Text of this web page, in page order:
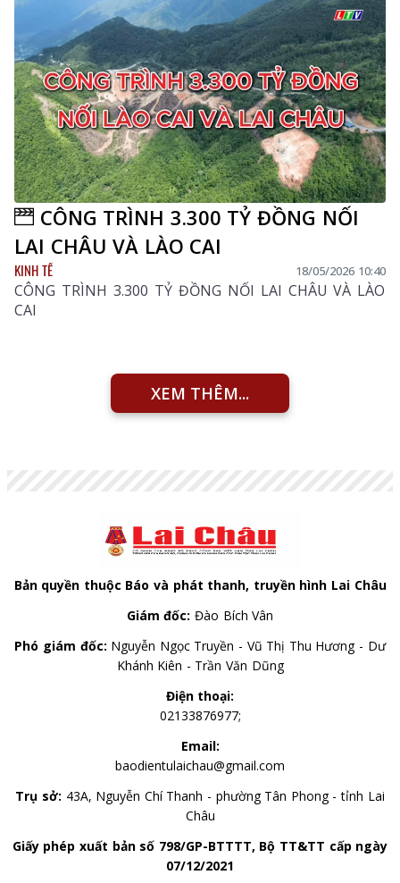
CÔNG TRÌNH 3.300 TỶ ĐỒNG NỐI
LAI CHÂU VÀ LÀO CAI
KINH TẾ 18/05/2026 10:40
CÔNG TRÌNH 3.300 TỶ ĐỒNG NỐI LAI CHÂU VÀ LÀO
CAI
XEM THÊM...
Bản quyền thuộc Báo và phát thanh, truyền hình Lai Châu
Giám đốc: Đào Bích Vân
Phó giám đốc: Nguyễn Ngọc Truyền - Vũ Thị Thu Hương - Dư
Khánh Kiên - Trần Văn Dũng
Điện thoại:
02133876977;
Email:
baodientulaichau@gmail.com
Trụ sở: 43A, Nguyễn Chí Thanh - phường Tân Phong - tỉnh Lai
Châu
Giấy phép xuất bản số 798/GP-BTTTT, Bộ TT&TT cấp ngày
07/12/2021